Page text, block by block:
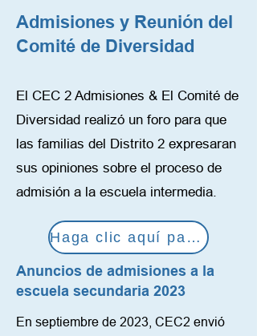
Admisiones y Reunión del
Comité de Diversidad
El CEC 2 Admisiones & El Comité de
Diversidad realizó un foro para que
las familias del Distrito 2 expresaran
sus opiniones sobre el proceso de
admisión a la escuela intermedia.
Haga clic aquí para ver
Anuncios de admisiones a la
escuela secundaria 2023
En septiembre de 2023, CEC2 envió